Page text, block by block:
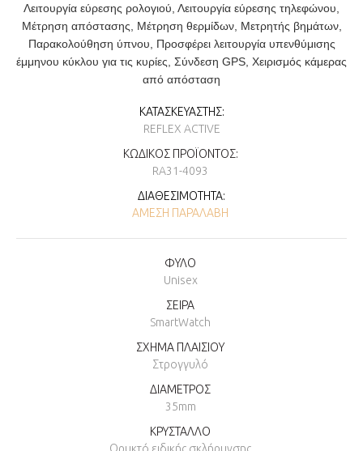
Λειτουργία εύρεσης ρολογιού, Λειτουργία εύρεσης τηλεφώνου,
Μέτρηση απόστασης, Μέτρηση θερμίδων, Μετρητής βημάτων,
Παρακολούθηση ύπνου, Προσφέρει λειτουργία υπενθύμισης
έμμηνου κύκλου για τις κυρίες, Σύνδεση GPS, Χειρισμός κάμερας
από απόσταση
ΚΑΤΑΣΚΕΥΑΣΤΉΣ:
REFLEX ACTIVE
ΚΩΔΙΚΌΣ ΠΡΟΪΌΝΤΟΣ:
RA31-4093
ΔΙΑΘΕΣΙΜΌΤΗΤΑ:
ΆΜΕΣΗ ΠΑΡΑΛΑΒΉ
ΦΥΛΟ
Unisex
ΣΕΙΡΑ
SmartWatch
ΣΧΗΜΑ ΠΛΑΙΣΙΟΥ
Στρογγυλό
ΔΙΑΜΕΤΡΟΣ
35mm
ΚΡΥΣΤΑΛΛΟ
Ορυκτό ειδικής σκλήρυνσης